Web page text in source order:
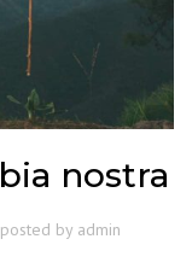
nostra
posted by admin